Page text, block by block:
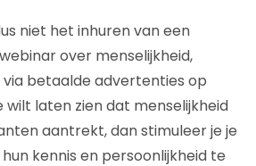
niet het inhuren van een
over menselijkheid,
betaalde advertenties op
wilt laten zien dat menselijkheid
aantrekt, dan stimuleer je je
kennis en persoonlijkheid te